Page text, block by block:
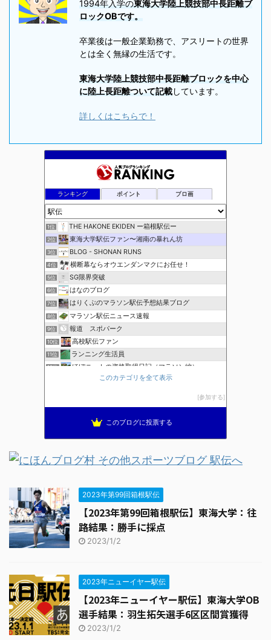
1994年入学の東海大学陸上競技部中長距離ブ
ロックOBです。
卒業後は一般企業勤務で、アスリートの世界
とは全く無縁の生活です。
東海大学陸上競技部中長距離ブロックを中心
に陸上長距離ついて記載しています。
詳しくはこちらで！
ランキング ポイント ブロ画
1位 THE HAKONE EKIDEN ー箱根駅伝ー
2位 東海大学駅伝ファン〜湘南の暴れん坊
3位 BLOG - SHONAN RUNS
4位 横断幕ならオウエンダンマクにお任せ！
5位 SG限界突破
6位 はなのブログ
7位 はりくぶのマラソン駅伝予想結果ブログ
8位 マラソン駅伝ニュース速報
9位 報道 スポパーク
10位 高校駅伝ファン
11位 ランニング生活員
12位 ほぼニートの資格取得日記（マラソン編）
ブレインランナーズのマラソン日記
このカテゴリを全て表示
参加する
このブログに投票する
2023年第99回箱根駅伝
【2023年第99回箱根駅伝】東海大学：往
路結果：勝手に採点
2023/1/2
2023年ニューイヤー駅伝
【2023年ニューイヤー駅伝】東海大学OB
選手結果：羽生拓矢選手6区区間賞獲得
2023/1/2